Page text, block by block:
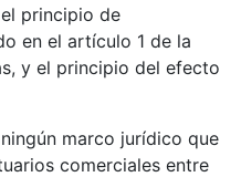
principio de
en el artículo 1 de la
y el principio del efecto
marco jurídico que
comerciales entre